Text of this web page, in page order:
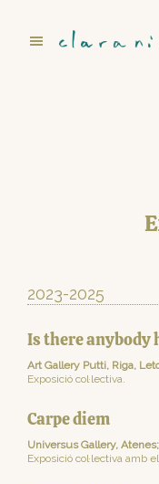
2023-2025
Is there anybody
Art Gallery Putti, Riga,
Exposició col·lectiva.
Carpe diem
Universus Gallery,
Exposició col·lectiva amb